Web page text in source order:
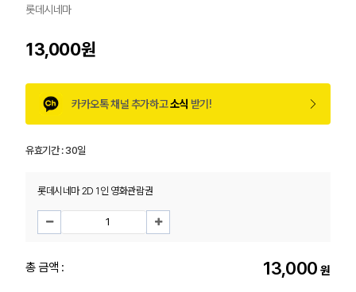
롯데시네마
13,000원
카카오톡 채널 추가하고소식 받기!
유효기간 :30일
롯데시네마 2D 1인 영화관람권
총 금액 : 13,000 원